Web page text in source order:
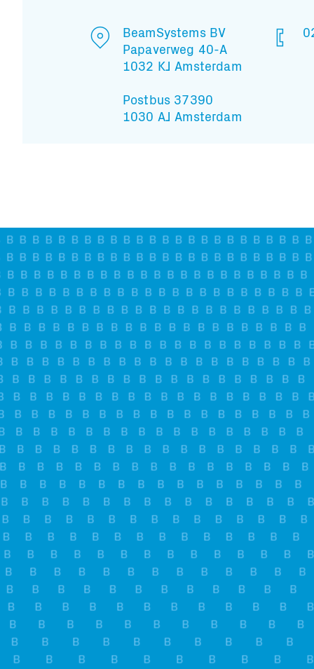
BeamSystems BV
Papaverweg 40-A
1032 KJ Amsterdam
Postbus 37390
1030 AJ Amsterdam